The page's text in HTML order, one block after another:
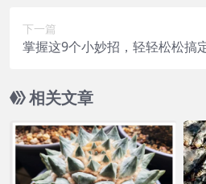
下一篇
掌握这9个小妙招，轻轻松松搞
相关文章